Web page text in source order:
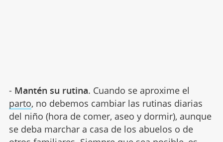
- Mantén su rutina. Cuando se aproxime el
parto, no debemos cambiar las rutinas diarias
del niño (hora de comer, aseo y dormir), aunque
se deba marchar a casa de los abuelos o de